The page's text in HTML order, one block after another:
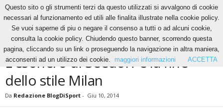
News L’esonero di Seedorf è la fine dello stile Milan
NEWS
L’esonero di Seedorf è la fine
dello stile Milan
Da Redazione BlogDiSport - Giu 10, 2014
Questo sito o gli strumenti terzi da questo utilizzati si avvalgono di cookie
necessari al funzionamento ed utili alle finalita illustrate nella cookie policy.
Se vuoi saperne di piu o negare il consenso a tutti o ad alcuni cookie,
consulta la cookie policy. Chiudendo questo banner, scorrendo questa
pagina, cliccando su un link o proseguendo la navigazione in altra maniera,
acconsenti ad un utilizzo dei cookie.
maggiori informazioni ACCETTA